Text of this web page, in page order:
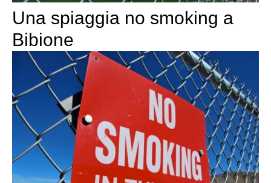
Una spiaggia no smoking a
Bibione